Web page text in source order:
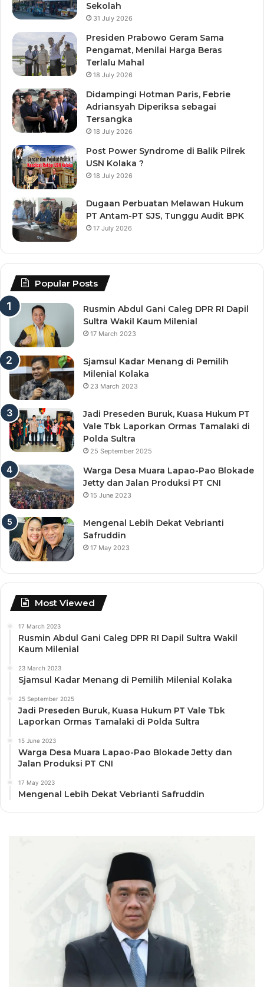
Sekolah
31 July 2026
Presiden Prabowo Geram Sama
Pengamat, Menilai Harga Beras
Terlalu Mahal
18 July 2026
Didampingi Hotman Paris, Febrie
Adriansyah Diperiksa sebagai
Tersangka
18 July 2026
Post Power Syndrome di Balik Pilrek
USN Kolaka ?
18 July 2026
Dugaan Perbuatan Melawan Hukum
PT Antam-PT SJS, Tunggu Audit BPK
17 July 2026
Popular Posts
Rusmin Abdul Gani Caleg DPR RI Dapil
Sultra Wakil Kaum Milenial
17 March 2023
Sjamsul Kadar Menang di Pemilih
Milenial Kolaka
23 March 2023
Jadi Preseden Buruk, Kuasa Hukum PT
Vale Tbk Laporkan Ormas Tamalaki di
Polda Sultra
25 September 2025
Warga Desa Muara Lapao-Pao Blokade
Jetty dan Jalan Produksi PT CNI
15 June 2023
Mengenal Lebih Dekat Vebrianti
Safruddin
17 May 2023
Most Viewed
17 March 2023
Rusmin Abdul Gani Caleg DPR RI Dapil Sultra Wakil
Kaum Milenial
23 March 2023
Sjamsul Kadar Menang di Pemilih Milenial Kolaka
25 September 2025
Jadi Preseden Buruk, Kuasa Hukum PT Vale Tbk
Laporkan Ormas Tamalaki di Polda Sultra
15 June 2023
Warga Desa Muara Lapao-Pao Blokade Jetty dan
Jalan Produksi PT CNI
17 May 2023
Mengenal Lebih Dekat Vebrianti Safruddin